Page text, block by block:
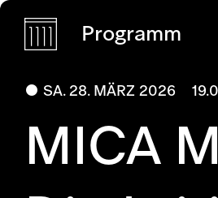
Programm
SA. 28. MÄRZ 2026
MICA